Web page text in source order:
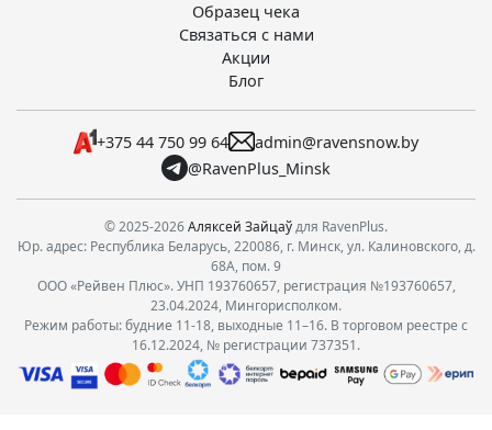
Образец чека
Связаться с нами
Акции
Блог
+375 44 750 99 64
admin@ravensnow.by
@RavenPlus_Minsk
© 2025-2026Аляксей Зайцаўдля RavenPlus.
Юр. адрес: Республика Беларусь, 220086, г. Минск, ул. Калиновского, д.
68А, пом. 9
ООО «Рейвен Плюс». УНП 193760657, регистрация №193760657,
23.04.2024, Мингорисполком.
Режим работы: будние 11-18, выходные 11–16. В торговом реестре с
16.12.2024, № регистрации 737351.